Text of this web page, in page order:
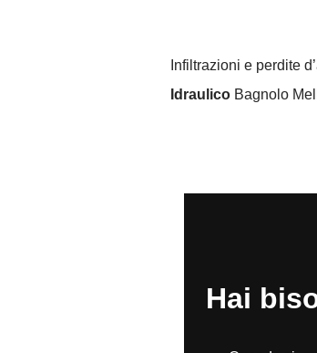
Infiltrazioni e perdite
Idraulico Bagnolo
Hai